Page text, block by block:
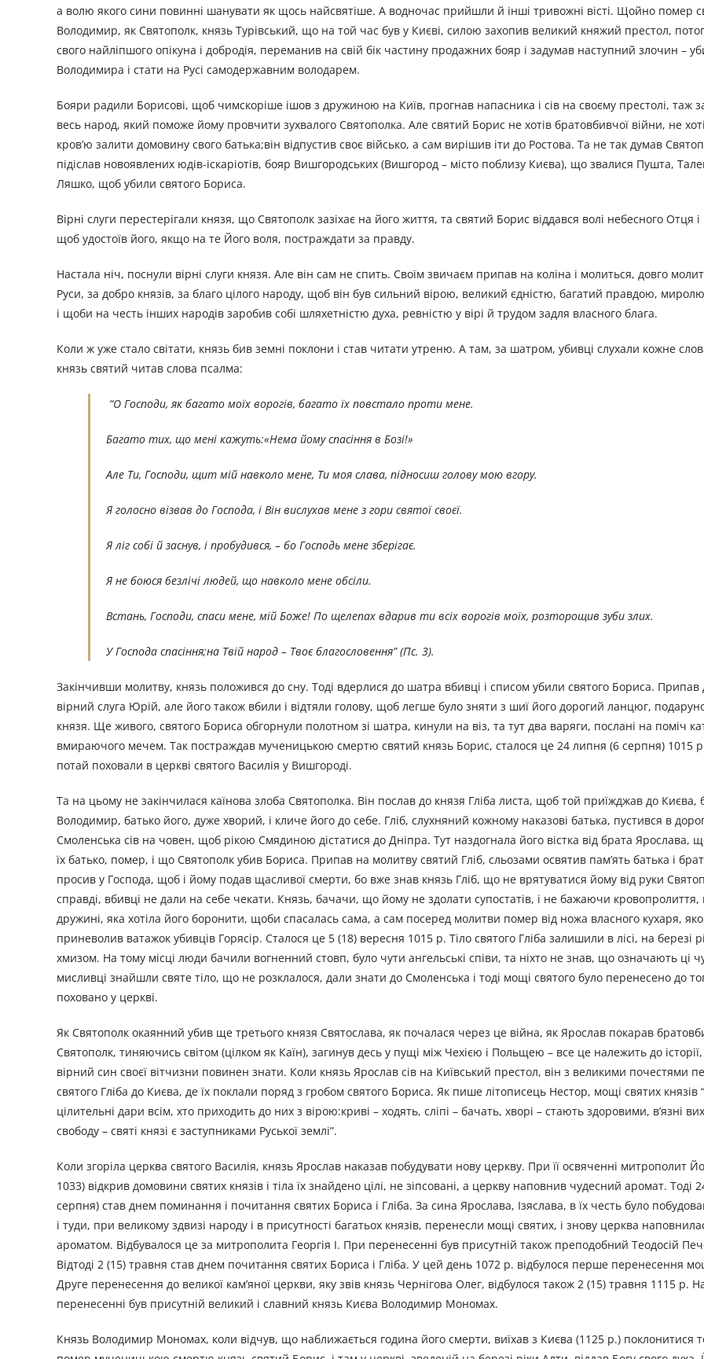
а волю якого сини повинні шанувати як щось найсвятіше. А водночас прийшли й інші тривожні вісті. Щойно помер
Володимир, як Святополк, князь Турівський, що на той час був у Києві, силою захопив великий княжий престол,
свого найліпшого опікуна і добродія, переманив на свій бік частину продажних бояр і задумав наступний злочин –
Володимира і стати на Русі самодержавним володарем.
Бояри радили Борисові, щоб чимскоріше ішов з дружиною на Київ, прогнав напасника і сів на своєму престолі, таж
весь народ, який поможе йому провчити зухвалого Святополка. Але святий Борис не хотів братовбивчої війни, не
кров’ю залити домовину свого батька;він відпустив своє військо, а сам вирішив іти до Ростова. Та не так думав
підіслав новоявлених юдів-іскаріотів, бояр Вишгородських (Вишгород – місто поблизу Києва), що звалися Пушта,
Ляшко, щоб убили святого Бориса.
Вірні слуги перестерігали князя, що Святополк зазіхає на його життя, та святий Борис віддався волі небесного Отця
щоб удостоїв його, якщо на те Його воля, постраждати за правду.
Настала ніч, поснули вірні слуги князя. Але він сам не спить. Своїм звичаєм припав на коліна і молиться, довго
Руси, за добро князів, за благо цілого народу, щоб він був сильний вірою, великий єдністю, багатий правдою,
і щоби на честь інших народів заробив собі шляхетністю духа, ревністю у вірі й трудом задля власного блага.
Коли ж уже стало світати, князь бив земні поклони і став читати утреню. А там, за шатром, убивці слухали кожне
князь святий читав слова псалма:
“О Господи, як багато моїх ворогів, багато їх повстало проти мене.
Багато тих, що мені кажуть:«Нема йому спасіння в Бозі!»
Але Ти, Господи, щит мій навколо мене, Ти моя слава, підносиш голову мою вгору.
Я голосно візвав до Господа, і Він вислухав мене з гори святої своєї.
Я ліг собі й заснув, і пробудився, – бо Господь мене зберігає.
Я не боюся безлічі людей, що навколо мене обсіли.
Встань, Господи, спаси мене, мій Боже! По щелепах вдарив ти всіх ворогів моїх, розторощив зуби злих.
У Господа спасіння;на Твій народ – Твоє благословення” (Пс. 3).
Закінчивши молитву, князь положився до сну. Тоді вдерлися до шатра вбивці і списом убили святого Бориса. Припав
вірний слуга Юрій, але його також вбили і відтяли голову, щоб легше було зняти з шиї його дорогий ланцюг,
князя. Ще живого, святого Бориса обгорнули полотном зі шатра, кинули на віз, та тут два варяги, послані на поміч
вмираючого мечем. Так постраждав мученицькою смертю святий князь Борис, сталося це 24 липня (6 серпня) 1015
потай поховали в церкві святого Василія у Вишгороді.
Та на цьому не закінчилася каїнова злоба Святополка. Він послав до князя Гліба листа, щоб той приїжджав до Києва,
Володимир, батько його, дуже хворий, і кличе його до себе. Гліб, слухняний кожному наказові батька, пустився в
Смоленська сів на човен, щоб рікою Смядиною дістатися до Дніпра. Тут наздогнала його вістка від брата Ярослава,
їх батько, помер, і що Святополк убив Бориса. Припав на молитву святий Гліб, сльозами освятив пам’ять батька і
просив у Господа, щоб і йому подав щасливої смерти, бо вже знав князь Гліб, що не врятуватися йому від руки
справді, вбивці не дали на себе чекати. Князь, бачачи, що йому не здолати супостатів, і не бажаючи кровопролиття,
дружині, яка хотіла його боронити, щоби спасалась сама, а сам посеред молитви помер від ножа власного кухаря,
приневолив ватажок убивців Горясір. Сталося це 5 (18) вересня 1015 р. Тіло святого Гліба залишили в лісі, на березі
хмизом. На тому місці люди бачили вогненний стовп, було чути ангельські співи, та ніхто не знав, що означають ці
мисливці знайшли святе тіло, що не розклалося, дали знати до Смоленська і тоді мощі святого було перенесено до
поховано у церкві.
Як Святополк окаянний убив ще третього князя Святослава, як почалася через це війна, як Ярослав покарав
Святополк, тиняючись світом (цілком як Каїн), загинув десь у пущі між Чехією і Польщею – все це належить до
вірний син своєї вітчизни повинен знати. Коли князь Ярослав сів на Київський престол, він з великими почестями
святого Гліба до Києва, де їх поклали поряд з гробом святого Бориса. Як пише літописець Нестор, мощі святих князів
цілительні дари всім, хто приходить до них з вірою:криві – ходять, сліпі – бачать, хворі – стають здоровими, в’язні
свободу – святі князі є заступниками Руської землі”.
Коли згоріла церква святого Василія, князь Ярослав наказав побудувати нову церкву. При її освяченні митрополит
1033) відкрив домовини святих князів і тіла їх знайдено цілі, не зіпсовані, а церкву наповнив чудесний аромат. Тоді
серпня) став днем поминання і почитання святих Бориса і Гліба. За сина Ярослава, Ізяслава, в їх честь було
і туди, при великому здвизі народу і в присутності багатьох князів, перенесли мощі святих, і знову церква
ароматом. Відбувалося це за митрополита Георгія І. При перенесенні був присутній також преподобний Теодосій
Відтоді 2 (15) травня став днем почитання святих Бориса і Гліба. У цей день 1072 р. відбулося перше перенесення
Друге перенесення до великої кам’яної церкви, яку звів князь Чернігова Олег, відбулося також 2 (15) травня 1115 р.
перенесенні був присутній великий і славний князь Києва Володимир Мономах.
Князь Володимир Мономах, коли відчув, що наближається година його смерти, виїхав з Києва (1125 р.) поклонитися